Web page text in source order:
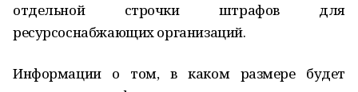
отдельной строчки штрафов для
ресурсоснабжающих организаций.
Информации о том, в каком размере будет